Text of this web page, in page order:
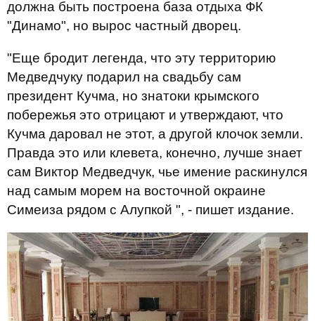
должна быть построена база отдыха ФК
"Динамо", но вырос частный дворец.
"Еще бродит легенда, что эту территорию
Медведчуку подарил на свадьбу сам
президент Кучма, но знатоки крымского
побережья это отрицают и утверждают, что
Кучма даровал не этот, а другой клочок земли.
Правда это или клевета, конечно, лучше знает
сам Виктор Медведчук, чье имение раскинулся
над самым морем на восточной окраине
Симеиза рядом с Алупкой ", - пишет издание.